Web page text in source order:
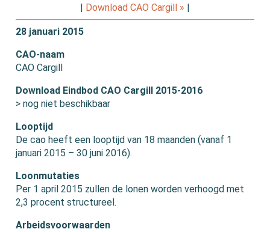
Download CAO Cargill »
28 januari 2015
CAO-naam
CAO Cargill
Download Eindbod CAO Cargill 2015-2016
> nog niet beschikbaar
Looptijd
De cao heeft een looptijd van 18 maanden (vanaf 1
januari 2015 – 30 juni 2016).
Loonmutaties
Per 1 april 2015 zullen de lonen worden verhoogd met
2,3 procent structureel.
Arbeidsvoorwaarden